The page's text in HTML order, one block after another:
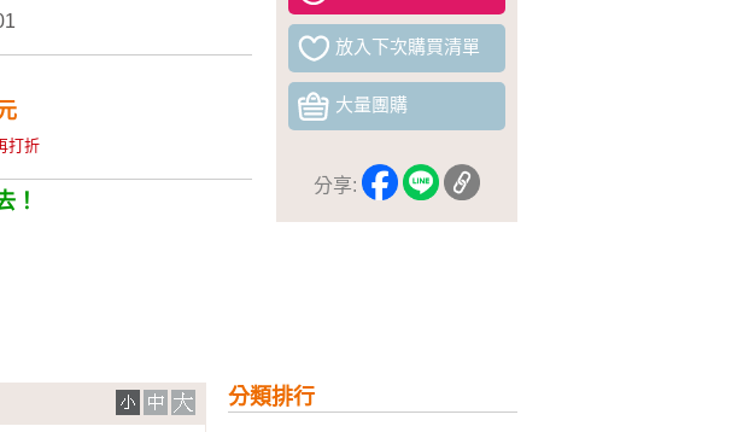
放入下次購買清單
大量團購
分享:
打折
！
分類排行